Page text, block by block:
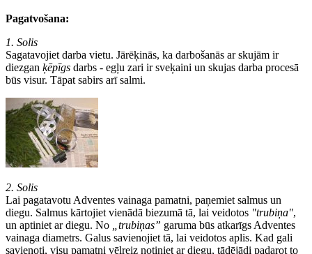
Pagatvošana:
1. Solis
Sagatavojiet darba vietu. Jārēķinās, ka darbošanās ar skujām ir
diezgan ķēpīgs darbs - egļu zari ir sveķaini un skujas darba procesā
būs visur. Tāpat sabirs arī salmi.
2. Solis
Lai pagatavotu Adventes vainaga pamatni, paņemiet salmus un
diegu. Salmus kārtojiet vienādā biezumā tā, lai veidotos "trubiņa",
un aptiniet ar diegu. No
„trubiņas” garuma būs atkarīgs Adventes
vainaga diametrs. Galus savienojiet tā, lai veidotos aplis. Kad gali
savienoti, visu pamatni vēlreiz notiniet ar diegu, tādējādi padarot to